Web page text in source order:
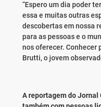
“Espero um dia poder
essa e muitas outras
descobertas em nossa
para as pessoas e o
nos oferecer. Conhecer
Brutti, o jovem
A reportagem do Jornal